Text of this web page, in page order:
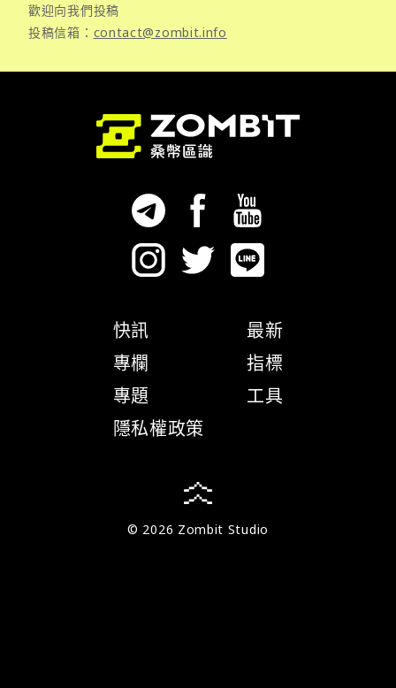
歡迎向我們投稿
投稿信箱： contact@zombit.info
快訊
專欄
專題
隱私權政策
最新
指標
工具
© 2026 Zombit Studio